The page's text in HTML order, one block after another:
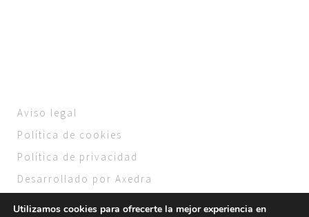
Aviso legal
Política de cookies
Política de privacidad
Desarrollado por Axedra
Utilizamos cookies para ofrecerte la mejor experiencia en